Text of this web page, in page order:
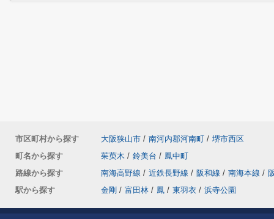
市区町村から探す 大阪狭山市 / 南河内郡河南町 / 堺市西区
町名から探す
茱萸木 / 鈴美台 / 鳳中町
路線から探す
南海高野線 / 近鉄長野線 / 阪和線 / 南海本線 /
駅から探す
金剛 / 富田林 / 鳳 / 東羽衣 / 浜寺公園